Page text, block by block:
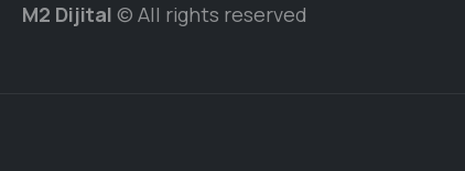
M2 Dijital © All rights reserved